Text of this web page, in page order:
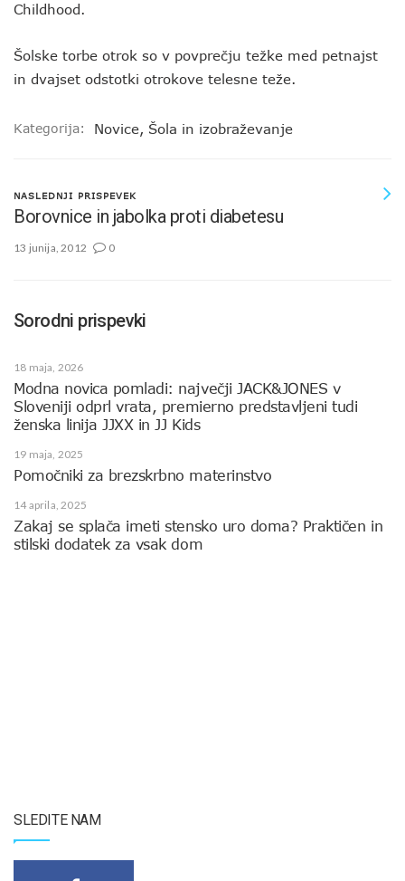
Childhood.
Šolske torbe otrok so v povprečju težke med petnajst
in dvajset odstotki otrokove telesne teže.
Kategorija: Novice, Šola in izobraževanje
NASLEDNJI PRISPEVEK
Borovnice in jabolka proti diabetesu
13 junija, 2012 0
Sorodni prispevki
18 maja, 2026
Modna novica pomladi: največji JACK&JONES v
Sloveniji odprl vrata, premierno predstavljeni tudi
ženska linija JJXX in JJ Kids
19 maja, 2025
Pomočniki za brezskrbno materinstvo
14 aprila, 2025
Zakaj se splača imeti stensko uro doma? Praktičen in
stilski dodatek za vsak dom
SLEDITE NAM